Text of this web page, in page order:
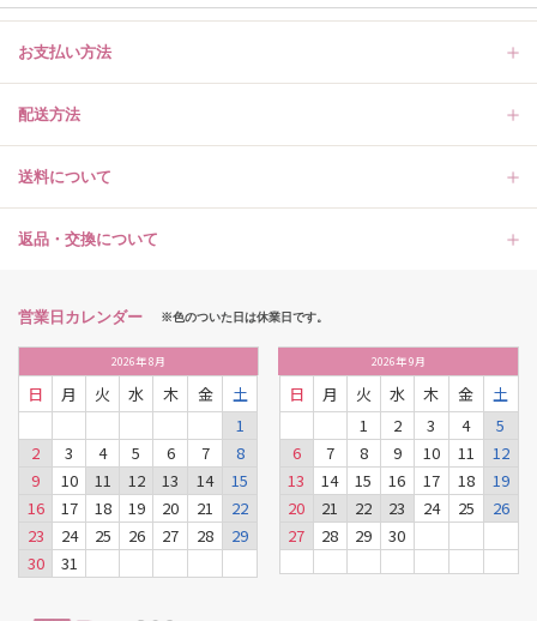
お支払い方法
配送方法
送料について
返品・交換について
営業日カレンダー ※色のついた日は休業日です。
2026年8月
日 月 火 水 木 金
土
1
2
3 4 5 6 7
8
9
10 11 12 13 14
15
16
17 18 19 20 21
22
23
24 25 26 27 28
29
30
31
2026年9月
日 月 火 水 木 金
土
1
2 3 4
5
6
7 8 9 10 11
12
13
14 15 16 17 18
19
20
21 22 23 24 25
26
27
28 29 30